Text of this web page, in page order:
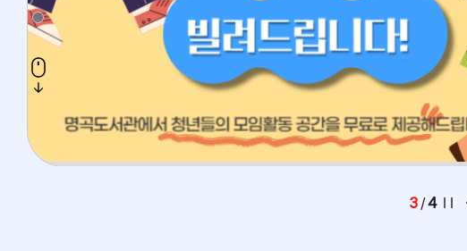
4 /4